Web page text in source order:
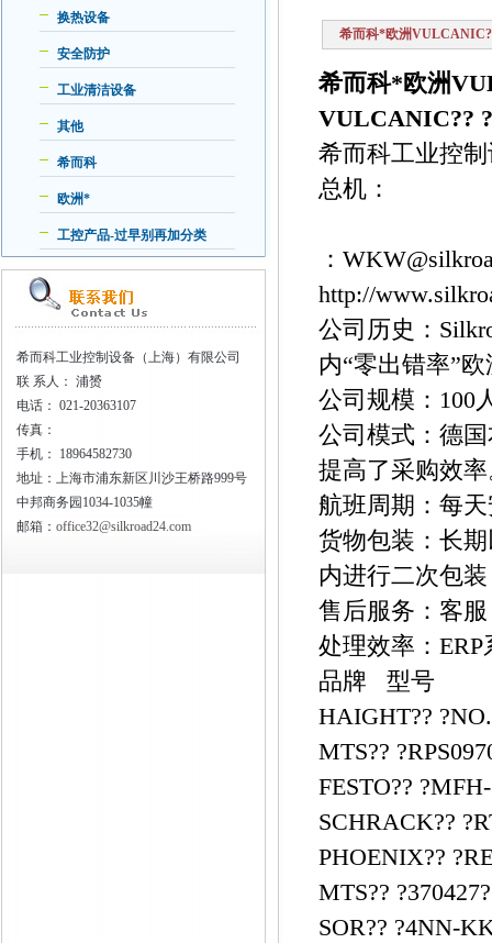
换热设备
安全防护
工业清洁设备
其他
希而科
欧洲*
工控产品-过早别再加分类
希而科工业控制设备（上海）有限公司
联 系人： 浦赟
电话： 021-20363107
传真：
手机：
18964582730
地址：上海市浦东新区川沙王桥路999号
中邦商务园1034-1035幢
邮箱： office32@silkroad24.com
希而科*欧洲
希而科*欧洲
VULCANIC??
希而科工业控
总机：
：
http://
公司历史：
内“零出错率”
公司规模：100
公司模式：德
提高了采购效
航班周期：每
货物包装：长
内进行二次包
售后服务：客
处理效率：
品牌 型号
HAIGHT??
MTS??
FESTO??
SCHRACK??
PHOENIX??
MTS??
SOR?? ?4NN-